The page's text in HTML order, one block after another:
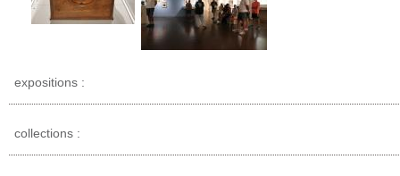
expositions :
collections :